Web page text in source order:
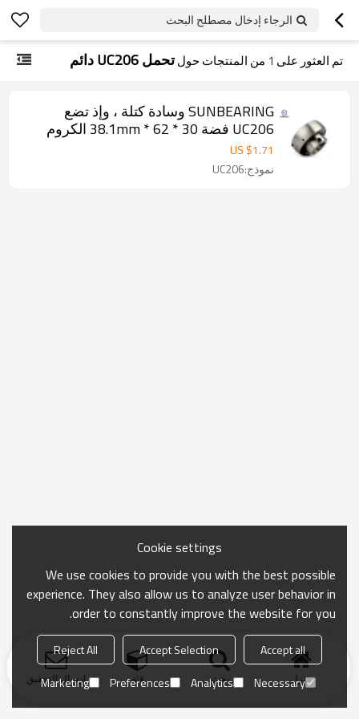
الرجاء إدخال مصطلح البحث
تم العثور على 1 من المنتجات حولتحمل UC206 دائم
SUNBEARING وسادة كتلة ، وإذ تضع
UC206 فضة 30 * 62 * 38.1mm الكروم
الصلب GCR15
US $1.71
نموذج:UC206
منزل بحث فئة ارسال التحقيق
Cookie settings
We use cookies to provide you with the best possible
experience. They also allow us to analyze user behavior in
order to constantly improve the website for you.
Accept all
Accept Selection
Reject All
Necessary
Analytics
Preferences
Marketing